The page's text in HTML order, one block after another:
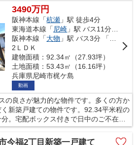
3490万円
阪神本線「杭瀬 」駅 徒歩4分
東海道本線「 尼崎 」駅 バス11分 「阪神杭瀬」 停歩5分
阪神本線「大物 」駅 バス3分 「阪神杭瀬駅北」 停歩6分
2ＬＤＫ
建物面積：92.34㎡（27.93坪）
土地面積：53.43㎡（16.16坪）
兵庫県尼崎市梶ケ島
動画
の良さが魅力的な物件です。多くの方か
新築戸建ての物件です。92.34平米程の
。宅配ボックス付きで日中のご不在時
動産をお探しなら、当社にお任せくだ
、生活が変わります。当社では、より
今福2丁目新築一戸建て